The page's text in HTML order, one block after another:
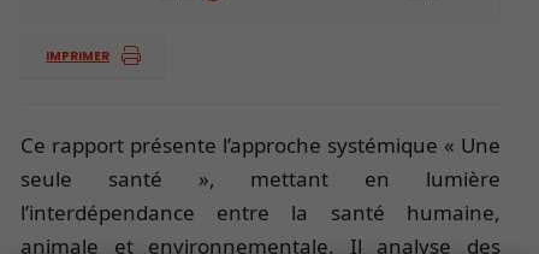
IMPRIMER
Ce rapport présente l’approche systémique « Une
seule santé », mettant en lumière
l’interdépendance entre la santé humaine,
animale et environnementale. Il analyse des